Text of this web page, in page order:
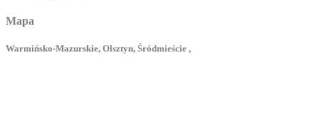
Mapa
Warmińsko-Mazurskie, Olsztyn, Śródmieście ,